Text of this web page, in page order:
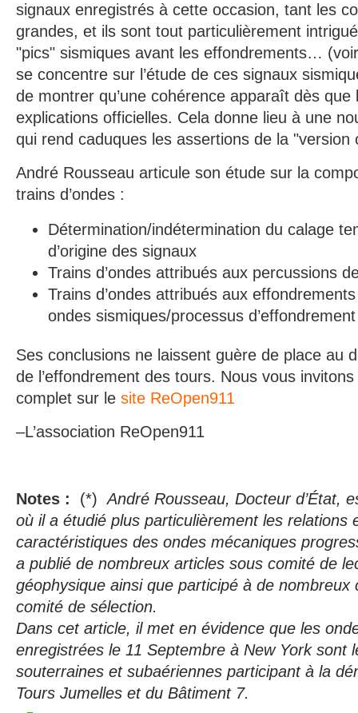
signaux enregistrés à cette occasion, tant les
grandes, et ils sont tout particulièrement
"pics" sismiques avant les effondrements…
se concentre sur l’étude de ces signaux
de montrer qu’une cohérence apparaît dès que
explications officielles. Cela donne lieu à une
qui rend caduques les assertions de la "version
André Rousseau articule son étude sur la
trains d’ondes :
Détermination/indétermination du calage
d’origine des signaux
Trains d’ondes attribués aux percussions
Trains d’ondes attribués aux
ondes sismiques/processus d’effondrement
Ses conclusions ne laissent guère de place au
de l’effondrement des tours. Nous vous
complet sur le site ReOpen911
–L’association ReOpen911
Notes : (*) André Rousseau, Docteur d’État,
où il a étudié plus particulièrement les relations
caractéristiques des ondes mécaniques
a publié de nombreux articles sous comité de
géophysique ainsi que participé à de nombreux
comité de sélection.
Dans cet article, il met en évidence que les
enregistrées le 11 Septembre à New York sont
souterraines et subaériennes participant à la
Tours Jumelles et du Bâtiment 7.